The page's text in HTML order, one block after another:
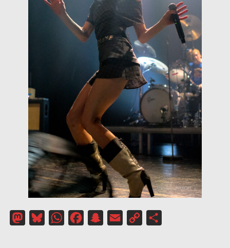
MastodonBlueskyWhatsAppFacebookSnapchat
Email
Copy